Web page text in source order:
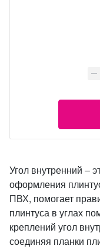
Угол внутренний ‒
оформления
ПВХ, помогает
плинтуса в углах
креплений угол
соединяя планки